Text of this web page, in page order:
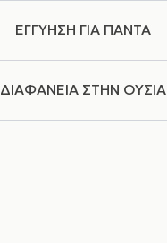
ΕΓΓΥΗΣΗ ΓΙΑ ΠΑΝΤΑ
ΔΙΑΦΑΝΕΙΑ ΣΤΗΝ ΟΥΣΙΑ